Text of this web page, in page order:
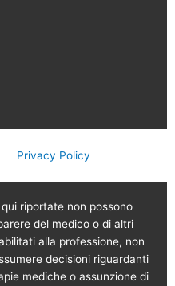
Privacy Policy
riportate non possono
del medico o di altri
alla professione, non
decisioni riguardanti
mediche o assunzione di